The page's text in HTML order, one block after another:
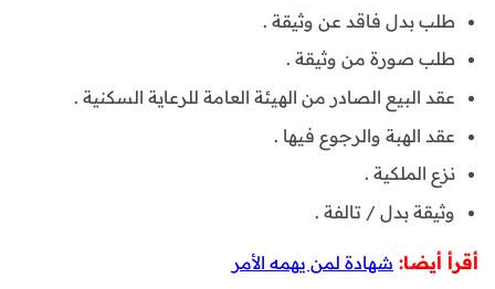
طلب بدل فاقد عن وثيقة .
طلب صورة من وثيقة .
عقد البيع الصادر من الهيئة العامة للرعاية السكنية .
عقد الهبة والرجوع فيها .
نزع الملكية .
وثيقة بدل / تالفة .
أقرأ أيضا: شهادة لمن يهمه الأمر